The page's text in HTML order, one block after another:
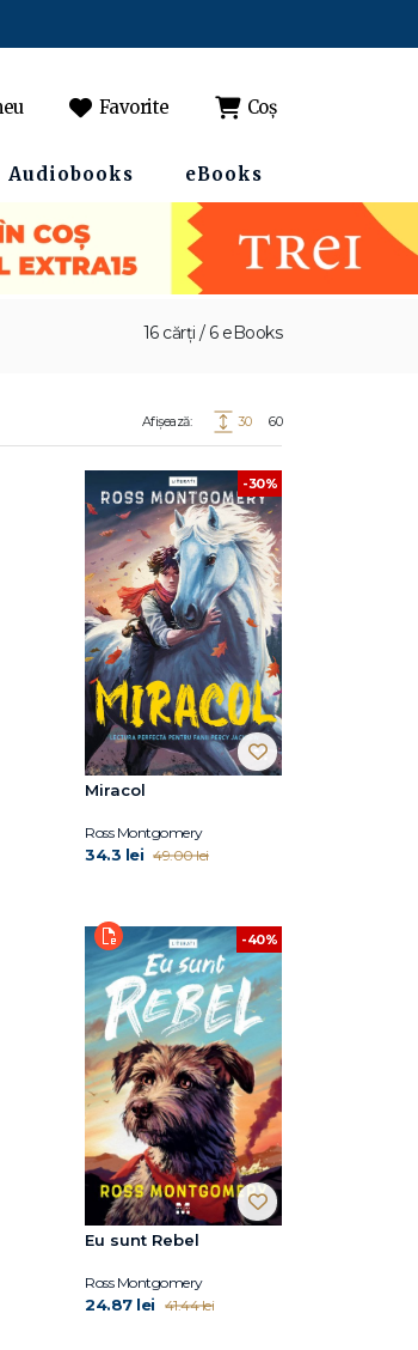
Favorite Coș
Audiobooks eBooks
16 cărți / 6 eBooks
Afișează: 30 60
-30%
Miracol
Ross Montgomery
34.3 lei 49.00 lei
-40%
Eu sunt Rebel
Ross Montgomery
24.87 lei 41.44 lei